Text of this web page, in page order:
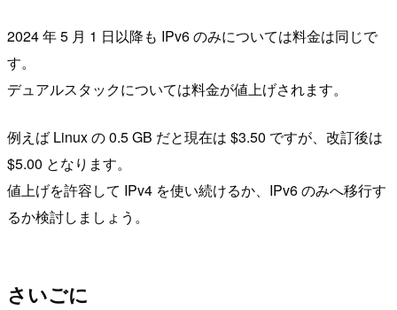
2024 年 5 月 1 日以降も IPv6 のみについては料金は同じで
す。
デュアルスタックについては料金が値上げされます。
例えば Linux の 0.5 GB だと現在は $3.50 ですが、改訂後は
$5.00 となります。
値上げを許容して IPv4 を使い続けるか、IPv6 のみへ移行す
るか検討しましょう。
さいごに